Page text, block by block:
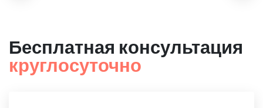
Бесплатная консультация
круглосуточно